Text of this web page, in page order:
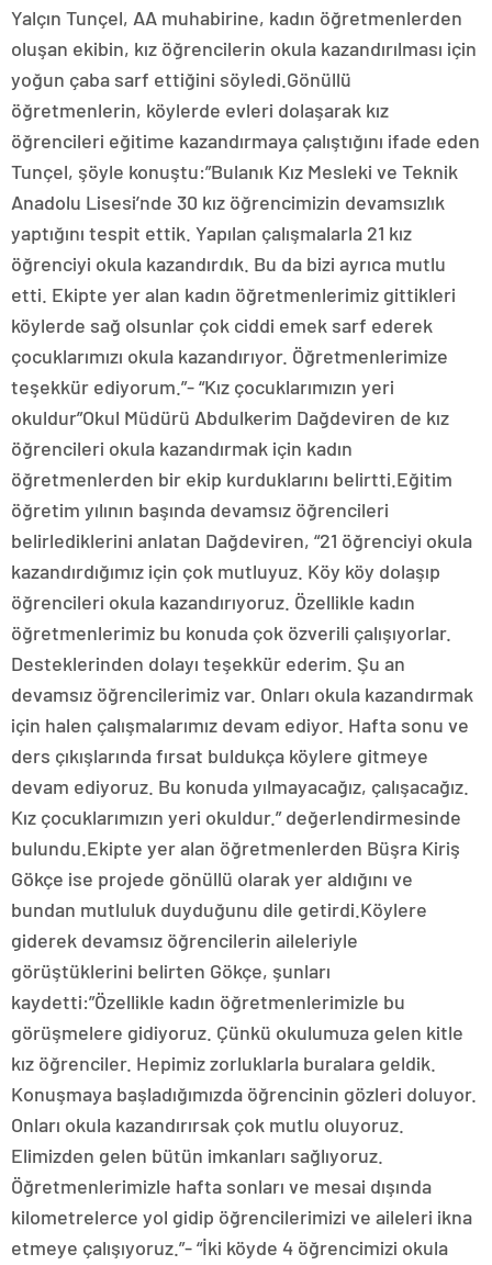
Yalçın Tunçel, AA muhabirine, kadın öğretmenlerden
oluşan ekibin, kız öğrencilerin okula kazandırılması için
yoğun çaba sarf ettiğini söyledi.Gönüllü
öğretmenlerin, köylerde evleri dolaşarak kız
öğrencileri eğitime kazandırmaya çalıştığını ifade eden
Tunçel, şöyle konuştu:”Bulanık Kız Mesleki ve Teknik
Anadolu Lisesi’nde 30 kız öğrencimizin devamsızlık
yaptığını tespit ettik. Yapılan çalışmalarla 21 kız
öğrenciyi okula kazandırdık. Bu da bizi ayrıca mutlu
etti. Ekipte yer alan kadın öğretmenlerimiz gittikleri
köylerde sağ olsunlar çok ciddi emek sarf ederek
çocuklarımızı okula kazandırıyor. Öğretmenlerimize
teşekkür ediyorum.”- “Kız çocuklarımızın yeri
okuldur”Okul Müdürü Abdulkerim Dağdeviren de kız
öğrencileri okula kazandırmak için kadın
öğretmenlerden bir ekip kurduklarını belirtti.Eğitim
öğretim yılının başında devamsız öğrencileri
belirlediklerini anlatan Dağdeviren, “21 öğrenciyi okula
kazandırdığımız için çok mutluyuz. Köy köy dolaşıp
öğrencileri okula kazandırıyoruz. Özellikle kadın
öğretmenlerimiz bu konuda çok özverili çalışıyorlar.
Desteklerinden dolayı teşekkür ederim. Şu an
devamsız öğrencilerimiz var. Onları okula kazandırmak
için halen çalışmalarımız devam ediyor. Hafta sonu ve
ders çıkışlarında fırsat buldukça köylere gitmeye
devam ediyoruz. Bu konuda yılmayacağız, çalışacağız.
Kız çocuklarımızın yeri okuldur.” değerlendirmesinde
bulundu.Ekipte yer alan öğretmenlerden Büşra Kiriş
Gökçe ise projede gönüllü olarak yer aldığını ve
bundan mutluluk duyduğunu dile getirdi.Köylere
giderek devamsız öğrencilerin aileleriyle
görüştüklerini belirten Gökçe, şunları
kaydetti:”Özellikle kadın öğretmenlerimizle bu
görüşmelere gidiyoruz. Çünkü okulumuza gelen kitle
kız öğrenciler. Hepimiz zorluklarla buralara geldik.
Konuşmaya başladığımızda öğrencinin gözleri doluyor.
Onları okula kazandırırsak çok mutlu oluyoruz.
Elimizden gelen bütün imkanları sağlıyoruz.
Öğretmenlerimizle hafta sonları ve mesai dışında
kilometrelerce yol gidip öğrencilerimizi ve aileleri ikna
etmeye çalışıyoruz.”- “İki köyde 4 öğrencimizi okula